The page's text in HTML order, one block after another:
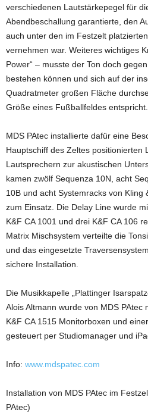
verschiedenen Lautstärkepegel für
Abendbeschallung garantierte, den
auch unter den im Festzelt
vernehmen war. Weiteres wichtiges
Power“ – musste der Ton doch
bestehen können und sich auf der
Quadratmeter großen Fläche
Größe eines Fußballfeldes entspricht.
MDS PAtec installierte dafür eine
Hauptschiff des Zeltes positionierten
Lautsprechern zur akustischen
kamen zwölf Sequenza 10N, acht
10B und acht Systemracks von
zum Einsatz. Die Delay Line wurde
K&F CA 1001 und drei K&F CA 106
Matrix Mischsystem verteilte die
und das eingesetzte
sichere Installation.
Die Musikkapelle „Plattinger
Alois Altmann wurde von MDS PAtec
K&F CA 1515 Monitorboxen und
gesteuert per Studiomanager und
Info: www.mdspatec.com
Installation von MDS PAtec im
PAtec)